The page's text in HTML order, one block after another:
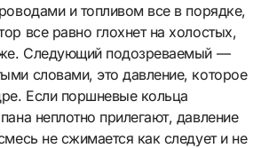
и топливом все в порядке,
все равно глохнет на холостых,
Следующий подозреваемый —
словами, это давление, которое
Если поршневые кольца
неплотно прилегают, давление
не сжимается как следует и не